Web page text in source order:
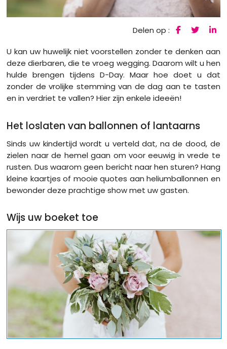
Delen op :
U kan uw huwelijk niet voorstellen zonder te denken aan
deze dierbaren, die te vroeg wegging. Daarom wilt u hen
hulde brengen tijdens D-Day. Maar hoe doet u dat
zonder de vrolijke stemming van de dag aan te tasten
en in verdriet te vallen? Hier zijn enkele ideeën!
Het loslaten van ballonnen of lantaarns
Sinds uw kindertijd wordt u verteld dat, na de dood, de
zielen naar de hemel gaan om voor eeuwig in vrede te
rusten. Dus waarom geen bericht naar hen sturen? Hang
kleine kaartjes of mooie quotes aan heliumballonnen en
bewonder deze prachtige show met uw gasten.
Wijs uw boeket toe